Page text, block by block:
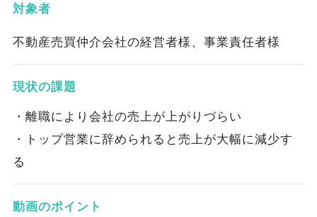
対象者
不動産売買仲介会社の経営者様、事業責任者様
現状の課題
・離職により会社の売上が上がりづらい
・トップ営業に辞められると売上が大幅に減少す
る
動画のポイント